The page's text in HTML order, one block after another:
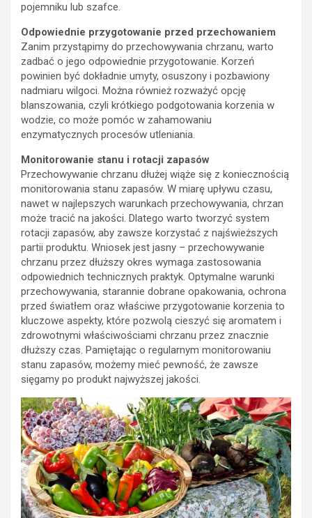
pojemniku lub szafce.
Odpowiednie przygotowanie przed przechowaniem
Zanim przystąpimy do przechowywania chrzanu, warto
zadbać o jego odpowiednie przygotowanie. Korzeń
powinien być dokładnie umyty, osuszony i pozbawiony
nadmiaru wilgoci. Można również rozważyć opcję
blanszowania, czyli krótkiego podgotowania korzenia w
wodzie, co może pomóc w zahamowaniu
enzymatycznych procesów utleniania.
Monitorowanie stanu i rotacji zapasów
Przechowywanie chrzanu dłużej wiąże się z koniecznością
monitorowania stanu zapasów. W miarę upływu czasu,
nawet w najlepszych warunkach przechowywania, chrzan
może tracić na jakości. Dlatego warto tworzyć system
rotacji zapasów, aby zawsze korzystać z najświeższych
partii produktu. Wniosek jest jasny – przechowywanie
chrzanu przez dłuższy okres wymaga zastosowania
odpowiednich technicznych praktyk. Optymalne warunki
przechowywania, starannie dobrane opakowania, ochrona
przed światłem oraz właściwe przygotowanie korzenia to
kluczowe aspekty, które pozwolą cieszyć się aromatem i
zdrowotnymi właściwościami chrzanu przez znacznie
dłuższy czas. Pamiętając o regularnym monitorowaniu
stanu zapasów, możemy mieć pewność, że zawsze
sięgamy po produkt najwyższej jakości.